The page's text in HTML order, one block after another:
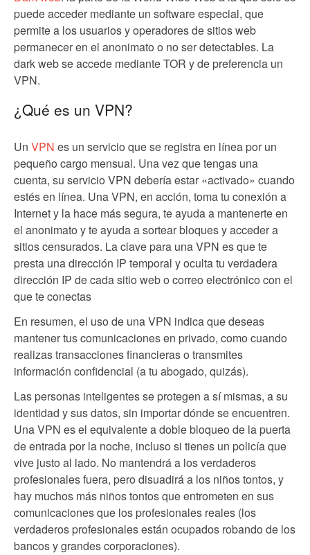
puede acceder mediante un software especial, que
permite a los usuarios y operadores de sitios web
permanecer en el anonimato o no ser detectables. La
dark web se accede mediante TOR y de preferencia un
VPN.
¿Qué es un VPN?
Un VPN es un servicio que se registra en línea por un
pequeño cargo mensual. Una vez que tengas una
cuenta, su servicio VPN debería estar «activado» cuando
estés en línea. Una VPN, en acción, toma tu conexión a
Internet y la hace más segura, te ayuda a mantenerte en
el anonimato y te ayuda a sortear bloques y acceder a
sitios censurados. La clave para una VPN es que te
presta una dirección IP temporal y oculta tu verdadera
dirección IP de cada sitio web o correo electrónico con el
que te conectas
En resumen, el uso de una VPN indica que deseas
mantener tus comunicaciones en privado, como cuando
realizas transacciones financieras o transmites
información confidencial (a tu abogado, quizás).
Las personas inteligentes se protegen a sí mismas, a su
identidad y sus datos, sin importar dónde se encuentren.
Una VPN es el equivalente a doble bloqueo de la puerta
de entrada por la noche, incluso si tienes un policía que
vive justo al lado. No mantendrá a los verdaderos
profesionales fuera, pero disuadirá a los niños tontos, y
hay muchos más niños tontos que entrometen en sus
comunicaciones que los profesionales reales (los
verdaderos profesionales están ocupados robando de los
bancos y grandes corporaciones).